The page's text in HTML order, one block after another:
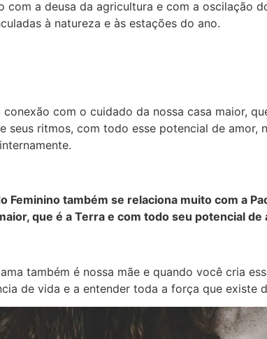
com a deusa da agricultura e com a oscilação
à natureza e às estações do ano.
com o cuidado da nossa casa maior,
seus ritmos, com todo esse potencial de amor,
Feminino também se relaciona muito com a
que é a Terra e com todo seu potencial
também é nossa mãe e quando você cria
de vida e a entender toda a força que existe